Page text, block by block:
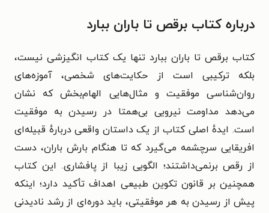
درباره کتاب برقص تا باران ببارد
کتاب برقص تا باران ببارد تنها یک کتاب انگیزشی نیست،
بلکه ترکیبی است از حکایت‌های شخصی، آموزه‌های
روان‌شناسی موفقیت و مثال‌هایی الهام‌بخش که نشان
می‌دهد مداومت نیرویی بی‌همتا در رسیدن به موفقیت
است. ایده‌ٔ اصلی کتاب از یک داستان واقعی درباره‌ٔ قبیله‌ای
افریقایی سرچشمه می‌گیرد که تا هنگام بارش باران، دست
از رقص برنمی‌داشتند؛ الگویی زیبا از پافشاری. این کتاب
همچنین بر قانون تکوین طبیعی اهداف تأکید دارد؛ اینکه
پیش از رسیدن به هر موفقیتی، باید دوره‌ای از رشد نادیدنی